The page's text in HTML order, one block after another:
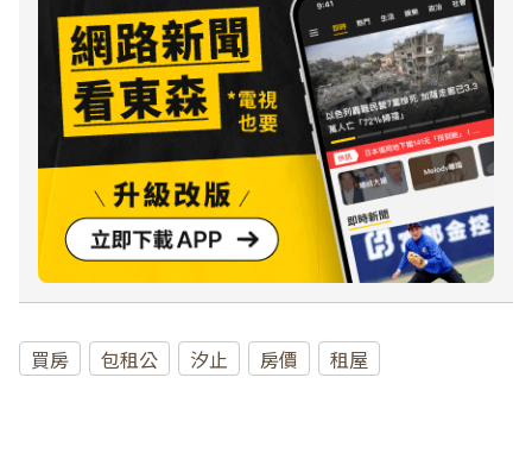
買房 包租公 汐止 房價 租屋